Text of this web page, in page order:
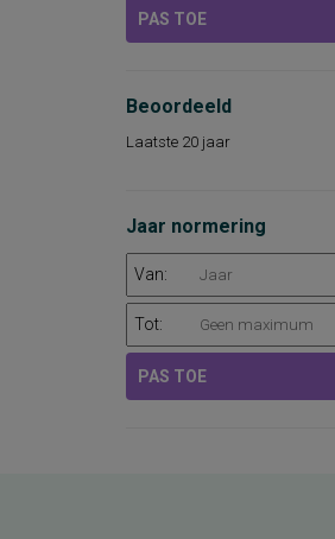
PAS TOE
Beoordeeld
Laatste 20 jaar
Jaar normering
Van:
Tot:
PAS TOE